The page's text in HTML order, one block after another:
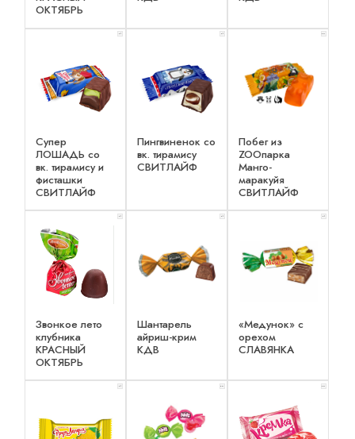
ОКТЯБРЬ
x 1
Супер
ЛОШАДЬ со
вк. тирамису и
фисташки
СВИТЛАЙФ
x 1
Пингвиненок со
вк. тирамису
СВИТЛАЙФ
x 2
Побег из
ZOOпарка
Манго-
маракуйя
СВИТЛАЙФ
x 1
Звонкое лето
клубника
КРАСНЫЙ
ОКТЯБРЬ
x 1
Шантарель
айриш-крим
КДВ
x 1
«Медунок» с
орехом
СЛАВЯНКА
x 1